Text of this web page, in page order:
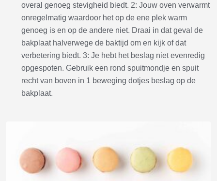
overal genoeg stevigheid biedt. 2: Jouw oven verwarmt
onregelmatig waardoor het op de ene plek warm
genoeg is en op de andere niet. Draai in dat geval de
bakplaat halverwege de baktijd om en kijk of dat
verbetering biedt. 3: Je hebt het beslag niet evenredig
opgespoten. Gebruik een rond spuitmondje en spuit
recht van boven in 1 beweging dotjes beslag op de
bakplaat.